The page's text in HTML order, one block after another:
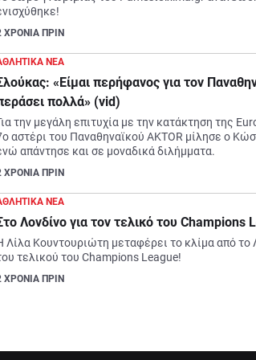
ασιατικές και ειδικά στοιχήματα. Το ζητούμενο είναι αν
ΧΡΟΝΙΑ ΠΡΙΝ
ΝΕΑ
«Είμαι περήφανος για τον
πολλά» (vid)
την μεγάλη επιτυχία με την κατάκτηση της
αστέρι του Παναθηναϊκού AKTOR μίλησε ο
απάντησε και σε μοναδικά διλήμματα.
ΧΡΟΝΙΑ ΠΡΙΝ
ΝΕΑ
Λονδίνο για τον τελικό του Champions
Λίλα Κουντουριώτη μεταφέρει το κλίμα από το
τελικού του Champions League!
ΧΡΟΝΙΑ ΠΡΙΝ